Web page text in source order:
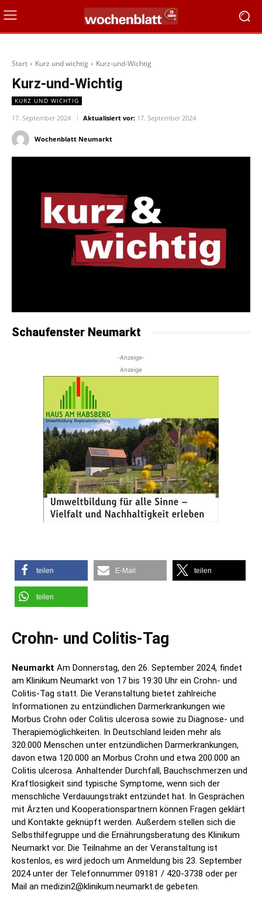
Start Kurz und wichtig Kurz-und-Wichtig
Kurz-und-Wichtig
KURZ UND WICHTIG
17. September 2024 Aktualisiert vor: 17. September 2024
Wochenblatt Neumarkt
Schaufenster Neumarkt
-Anzeige-
Anzeige
teilen E-Mail teilen
teilen
Crohn- und Colitis-Tag
Neumarkt Am Donnerstag, den 26. September 2024, findet
am Klinikum Neumarkt von 17 bis 19:30 Uhr ein Crohn- und
Colitis-Tag statt. Die Veranstaltung bietet zahlreiche
Informationen zu entzündlichen Darmerkrankungen wie
Morbus Crohn oder Colitis ulcerosa sowie zu Diagnose- und
Therapiemöglichkeiten. In Deutschland leiden mehr als
320.000 Menschen unter entzündlichen Darmerkrankungen,
davon etwa 120.000 an Morbus Crohn und etwa 200.000 an
Colitis ulcerosa. Anhaltender Durchfall, Bauchschmerzen und
Kraftlosigkeit sind typische Symptome, wenn sich der
menschliche Verdauungstrakt entzündet hat. In Gesprächen
mit Ärzten und Kooperationspartnern können Fragen geklärt
und Kontakte geknüpft werden. Außerdem stellen sich die
Selbsthilfegruppe und die Ernährungsberatung des Klinikum
Neumarkt vor. Die Teilnahme an der Veranstaltung ist
kostenlos, es wird jedoch um Anmeldung bis 23. September
2024 unter der Telefonnummer 09181 / 420-3738 oder per
Mail an medizin2@klinikum.neumarkt.de gebeten.